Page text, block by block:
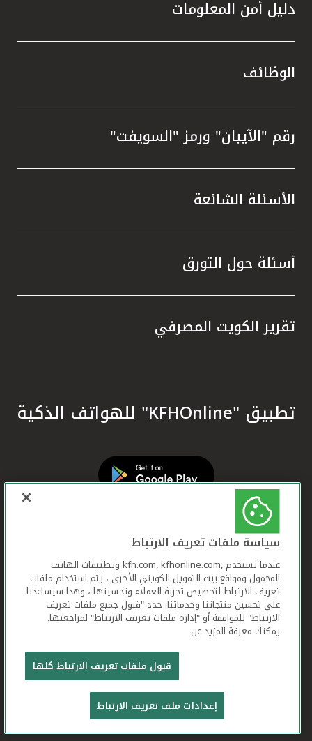
دليل أمن المعلومات
الوظائف
رقم "الآيبان" ورمز "السويفت"
الأسئلة الشائعة
أسئلة حول التورق
تقرير الكويت المصرفي
تطبيق "KFHOnline" للهواتف الذكية
بيت التمويل الكويتي جميع الحقوق محفوظة © 2025
شروط وأحكام استخدام الموقع الإلكتروني
تعريف الارتباط بيان الخصوصية
سياسة ملفات تعريف الارتباط
عندما تستخدم ,kfh.com, kfhonline.com وتطبيقات الهاتف
المحمول ومواقع بيت التمويل الكويتي الأخرى ، يتم استخدام ملفات
تعريف الارتباط لتخصيص تجربة العملاء وتحسينها ، وهذا سيساعدنا
على تحسين منتجاتنا وخدماتنا. حدد "قبول جميع ملفات تعريف
الارتباط" للموافقة أو "إدارة ملفات تعريف الارتباط" لمراجعتها.
يمكنك معرفة المزيد عن
قبول ملفات تعريف الارتباط كلها
إعدادات ملف تعريف الارتباط